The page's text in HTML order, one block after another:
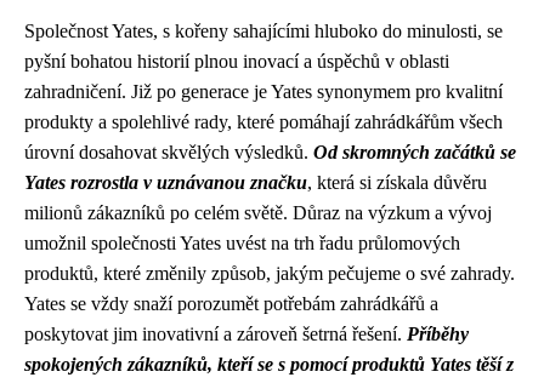
Společnost Yates, s kořeny sahajícími hluboko do minulosti, se
pyšní bohatou historií plnou inovací a úspěchů v oblasti
zahradničení. Již po generace je Yates synonymem pro kvalitní
produkty a spolehlivé rady, které pomáhají zahrádkářům všech
úrovní dosahovat skvělých výsledků. Od skromných začátků se
Yates rozrostla v uznávanou značku, která si získala důvěru
milionů zákazníků po celém světě. Důraz na výzkum a vývoj
umožnil společnosti Yates uvést na trh řadu průlomových
produktů, které změnily způsob, jakým pečujeme o své zahrady.
Yates se vždy snaží porozumět potřebám zahrádkářů a
poskytovat jim inovativní a zároveň šetrná řešení. Příběhy
spokojených zákazníků, kteří se s pomocí produktů Yates těší z